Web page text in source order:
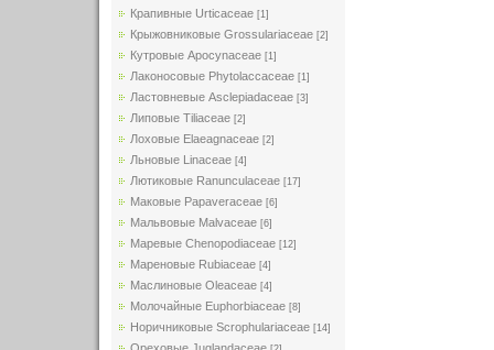
Крапивные Urticaceae [1]
Крыжовниковые Grossulariaceae [2]
Кутровые Apocynaceae [1]
Лаконосовые Phytolaccaceae [1]
Ластовневые Asclepiadaceae [3]
Липовые Tiliaceae [2]
Лоховые Elaeagnaceae [2]
Льновые Linaceae [4]
Лютиковые Ranunculaceae [17]
Маковые Papaveraceae [6]
Мальвовые Malvaceae [6]
Маревые Chenopodiaceae [12]
Мареновые Rubiaceae [4]
Маслиновые Oleaceae [4]
Молочайные Euphorbiaceae [8]
Норичниковые Scrophulariaceae [14]